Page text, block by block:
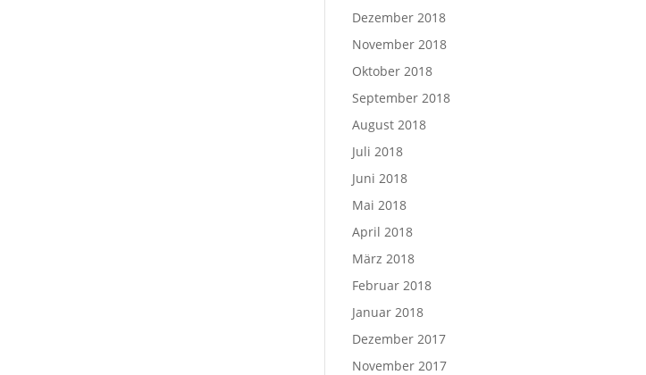
Dezember 2018
November 2018
Oktober 2018
September 2018
August 2018
Juli 2018
Juni 2018
Mai 2018
April 2018
März 2018
Februar 2018
Januar 2018
Dezember 2017
November 2017